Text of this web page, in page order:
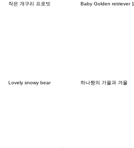
작은 개구리 프로빗 Baby Golden retriever 1
Lovely snowy bear 하나짱의 가을과 겨울